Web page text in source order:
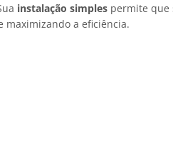
instalação simples permite que
maximizando a eficiência.